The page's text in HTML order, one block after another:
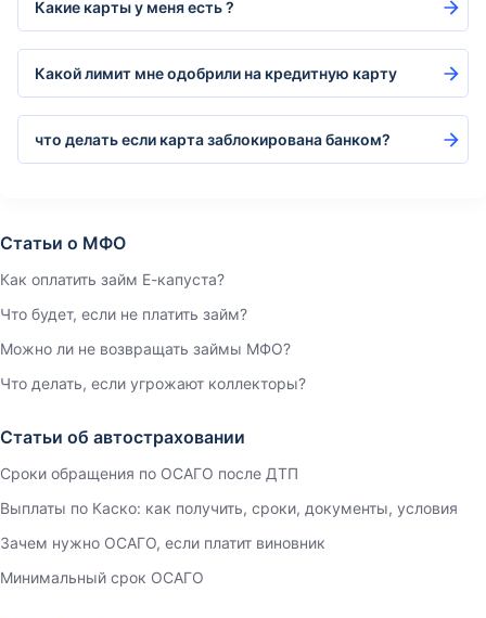
Какие карты у меня есть ?
Какой лимит мне одобрили на кредитную карту
что делать если карта заблокирована банком?
Статьи о МФО
Как оплатить займ Е-капуста?
Что будет, если не платить займ?
Можно ли не возвращать займы МФО?
Что делать, если угрожают коллекторы?
Статьи об автостраховании
Сроки обращения по ОСАГО после ДТП
Выплаты по Каско: как получить, сроки, документы, условия
Зачем нужно ОСАГО, если платит виновник
Минимальный срок ОСАГО